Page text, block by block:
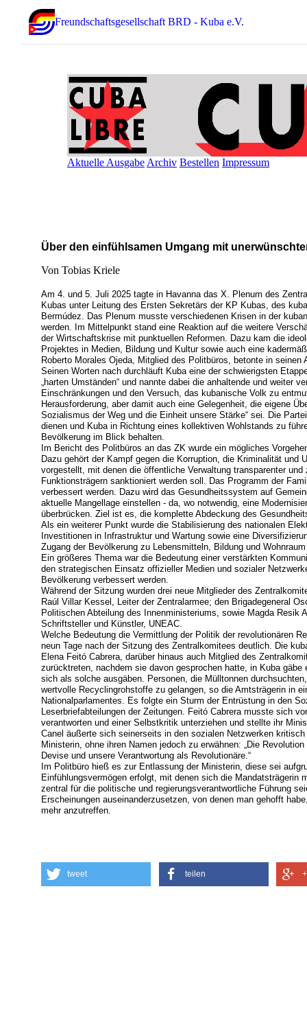
Freundschaftsgesellschaft BRD - Kuba e.V.
Aktuelle Ausgabe Archiv Bestellen Impressum
Über den einfühlsamen Umgang mit
Von Tobias Kriele
Am 4. und 5. Juli 2025 tagte in Havanna das X. Plenum des
Kubas unter Leitung des Ersten Sekretärs der KP Kubas, des
Bermúdez. Das Plenum musste verschiedenen Krisen in der
werden. Im Mittelpunkt stand eine Reaktion auf die weitere
der Wirtschaftskrise mit punktuellen Reformen. Dazu kam die
Projektes in Medien, Bildung und Kultur sowie auch eine
Roberto Morales Ojeda, Mitglied des Politbüros, betonte in seinen
Seinen Worten nach durchläuft Kuba eine der schwierigsten
„harten Umständen“ und nannte dabei die anhaltende und weiter
Einschränkungen und den Versuch, das kubanische Volk zu
Herausforderung, aber damit auch eine Gelegenheit, die eigene
Sozialismus der Weg und die Einheit unsere Stärke“ sei. Die
dienen und Kuba in Richtung eines kollektiven Wohlstands zu
Bevölkerung im Blick behalten.
Im Bericht des Politbüros an das ZK wurde ein mögliches
Dazu gehört der Kampf gegen die Korruption, die Kriminalität und
vorgestellt, mit denen die öffentliche Verwaltung transparenter
Funktionsträgern sanktioniert werden soll. Das Programm der
verbessert werden. Dazu wird das Gesundheitssystem auf
aktuelle Mangellage einstellen - da, wo notwendig, eine
überbrücken. Ziel ist es, die komplette Abdeckung des
Als ein weiterer Punkt wurde die Stabilisierung des nationalen
Investitionen in Infrastruktur und Wartung sowie eine
Zugang der Bevölkerung zu Lebensmitteln, Bildung und
Ein größeres Thema war die Bedeutung einer verstärkten
den strategischen Einsatz offizieller Medien und sozialer
Bevölkerung verbessert werden.
Während der Sitzung wurden drei neue Mitglieder des
Raúl Villar Kessel, Leiter der Zentralarmee; den Brigadegeneral
Politischen Abteilung des Innenministeriums, sowie Magda Resik
Schriftsteller und Künstler, UNEAC.
Welche Bedeutung die Vermittlung der Politik der revolutionären
neun Tage nach der Sitzung des Zentralkomitees deutlich. Die
Elena Feitó Cabrera, darüber hinaus auch Mitglied des
zurücktreten, nachdem sie davon gesprochen hatte, in Kuba
sich als solche ausgäben. Personen, die Mülltonnen
wertvolle Recyclingrohstoffe zu gelangen, so die Amtsträgerin in
Nationalparlamentes. Es folgte ein Sturm der Entrüstung in den
Leserbriefabteilungen der Zeitungen. Feitó Cabrera musste sich
verantworten und einer Selbstkritik unterziehen und stellte ihr
Canel äußerte sich seinerseits in den sozialen Netzwerken
Ministerin, ohne ihren Namen jedoch zu erwähnen: „Die
Devise und unsere Verantwortung als Revolutionäre.“
Im Politbüro hieß es zur Entlassung der Ministerin, diese sei
Einfühlungsvermögen erfolgt, mit denen sich die Mandatsträgerin
zentral für die politische und regierungsverantwortliche Führung
Erscheinungen auseinanderzusetzen, von denen man gehofft
mehr anzutreffen.
tweet teilen